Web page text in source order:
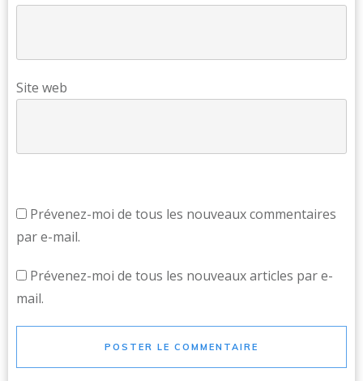
Site web
Prévenez-moi de tous les nouveaux commentaires
par e-mail.
Prévenez-moi de tous les nouveaux articles par e-
mail.
POSTER LE COMMENTAIRE